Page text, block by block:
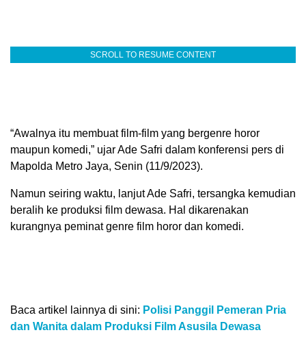
SCROLL TO RESUME CONTENT
“Awalnya itu membuat film-film yang bergenre horor
maupun komedi,” ujar Ade Safri dalam konferensi pers di
Mapolda Metro Jaya, Senin (11/9/2023).
Namun seiring waktu, lanjut Ade Safri, tersangka kemudian
beralih ke produksi film dewasa. Hal dikarenakan
kurangnya peminat genre film horor dan komedi.
Baca artikel lainnya di sini: Polisi Panggil Pemeran Pria
dan Wanita dalam Produksi Film Asusila Dewasa